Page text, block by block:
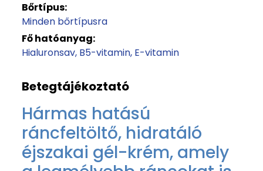
Bőrtípus:
Minden bőrtípusra
Fő hatóanyag:
Hialuronsav B5-vitamin E-vitamin
Betegtájékoztató
Hármas hatású
ráncfeltöltő, hidratáló
éjszakai gél-krém, amely